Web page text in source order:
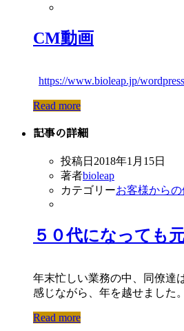
CM動画
https://www.bioleap.jp/
Read more
記事の詳細
投稿日 2018年1月15日
著者bioleap
カテゴリーお客様からの
５０代になっても
年末忙しい業務の中、同僚達
感じながら、年を越せました
Read more